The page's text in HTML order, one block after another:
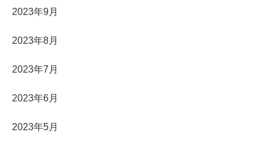
2023年9月
2023年8月
2023年7月
2023年6月
2023年5月